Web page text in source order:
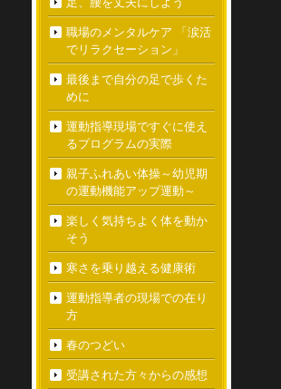
職場のメンタルケア 「涙活
でリラクセーション」
最後まで自分の足で歩くた
めに
運動指導現場ですぐに使え
るプログラムの実際
親子ふれあい体操～幼児期
の運動機能アップ運動～
楽しく気持ちよく体を動か
そう
寒さを乗り越える健康術
運動指導者の現場での在り
方
春のつどい
受講された方々からの感想